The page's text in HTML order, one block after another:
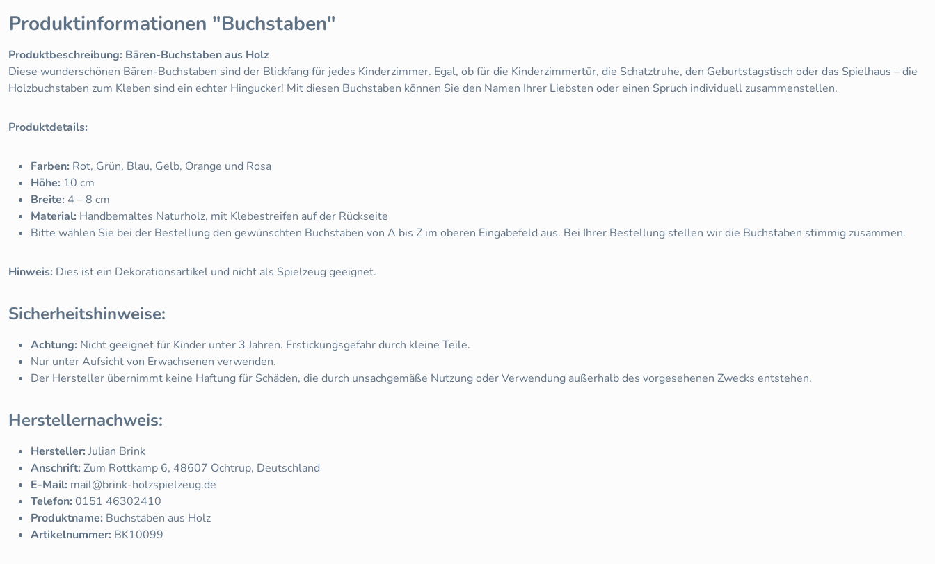
Produktinformationen "Buchstaben"
Produktbeschreibung: Bären-Buchstaben aus Holz
Diese wunderschönen Bären-Buchstaben sind der Blickfang für jedes Kinderzimmer. Egal, ob für die Kinderzimmertür, die Schatztruhe, den Geburtstagstisch oder das Spielhaus – die
Holzbuchstaben zum Kleben sind ein echter Hingucker! Mit diesen Buchstaben können Sie den Namen Ihrer Liebsten oder einen Spruch individuell zusammenstellen.
Produktdetails:
Farben: Rot, Grün, Blau, Gelb, Orange und Rosa
Höhe: 10 cm
Breite: 4 – 8 cm
Material: Handbemaltes Naturholz, mit Klebestreifen auf der Rückseite
Bitte wählen Sie bei der Bestellung den gewünschten Buchstaben von A bis Z im oberen Eingabefeld aus. Bei Ihrer Bestellung stellen wir die Buchstaben stimmig zusammen.
Hinweis: Dies ist ein Dekorationsartikel und nicht als Spielzeug geeignet.
Sicherheitshinweise:
Achtung: Nicht geeignet für Kinder unter 3 Jahren. Erstickungsgefahr durch kleine Teile.
Nur unter Aufsicht von Erwachsenen verwenden.
Der Hersteller übernimmt keine Haftung für Schäden, die durch unsachgemäße Nutzung oder Verwendung außerhalb des vorgesehenen Zwecks entstehen.
Herstellernachweis:
Hersteller: Julian Brink
Anschrift: Zum Rottkamp 6, 48607 Ochtrup, Deutschland
E-Mail: mail@brink-holzspielzeug.de
Telefon: 0151 46302410
Produktname: Buchstaben aus Holz
Artikelnummer: BK10099